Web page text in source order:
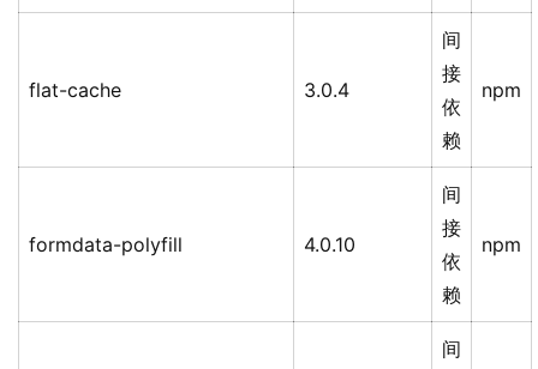
flat-cache 3.0.4
间
接
依
赖
npm
formdata-polyfill 4.0.10
间
接
依
赖
npm
间